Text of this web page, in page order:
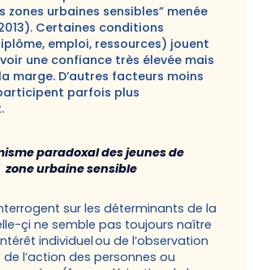
zones urbaines sensibles” menée
2013). Certaines conditions
emploi, ressources) jouent
une confiance très élevée mais
marge. D’autres facteurs moins
parfois plus
paradoxal des jeunes de
zone urbaine sensible
sur les déterminants de la
çi ne semble pas toujours naître
individuel ou de l’observation
l’action des personnes ou